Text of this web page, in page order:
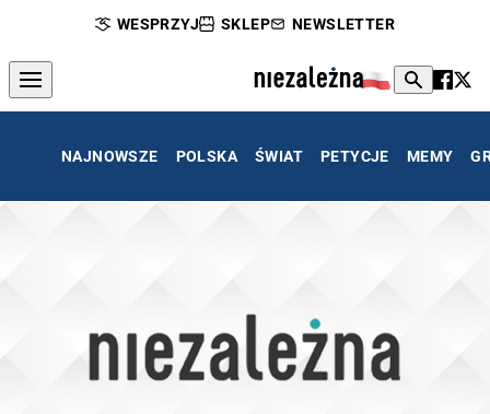
WESPRZYJ SKLEP NEWSLETTER
NAJNOWSZE POLSKA ŚWIAT PETYCJE MEMY